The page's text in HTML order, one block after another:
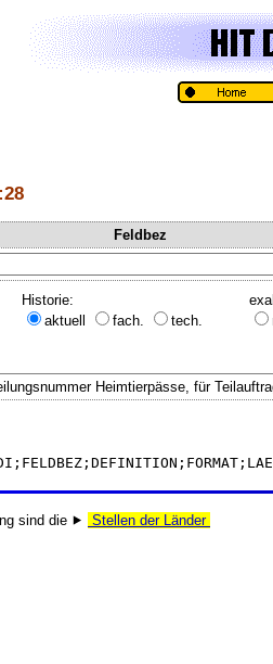
Feldbez
Historie:
aktuell
fach. tech.
Heimtierpässe, für
sind die ⯈
Stellen der Länder